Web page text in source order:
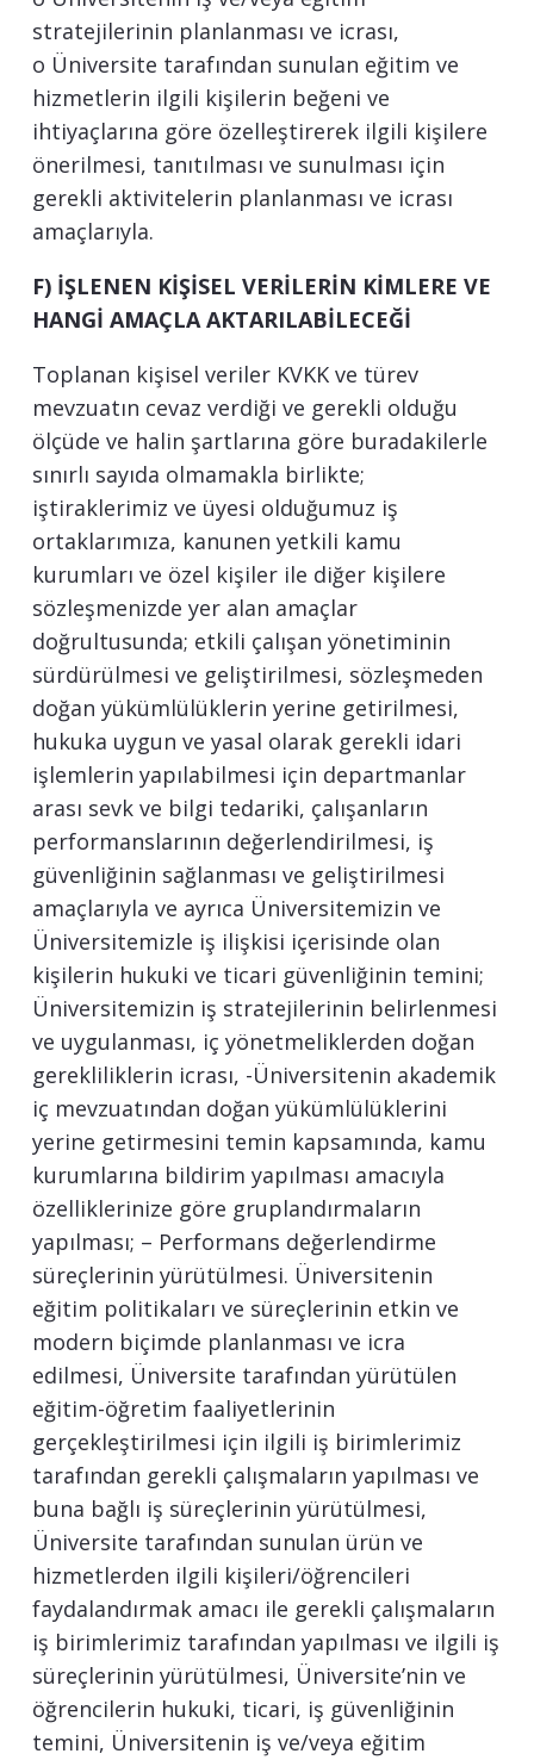
stratejilerinin planlanması ve icrası,
o Üniversite tarafından sunulan eğitim ve
hizmetlerin ilgili kişilerin beğeni ve
ihtiyaçlarına göre özelleştirerek ilgili kişilere
önerilmesi, tanıtılması ve sunulması için
gerekli aktivitelerin planlanması ve icrası
amaçlarıyla.
F) İŞLENEN KİŞİSEL VERİLERİN KİMLERE VE
HANGİ AMAÇLA AKTARILABİLECEĞİ
Toplanan kişisel veriler KVKK ve türev
mevzuatın cevaz verdiği ve gerekli olduğu
ölçüde ve halin şartlarına göre buradakilerle
sınırlı sayıda olmamakla birlikte;
iştiraklerimiz ve üyesi olduğumuz iş
ortaklarımıza, kanunen yetkili kamu
kurumları ve özel kişiler ile diğer kişilere
sözleşmenizde yer alan amaçlar
doğrultusunda; etkili çalışan yönetiminin
sürdürülmesi ve geliştirilmesi, sözleşmeden
doğan yükümlülüklerin yerine getirilmesi,
hukuka uygun ve yasal olarak gerekli idari
işlemlerin yapılabilmesi için departmanlar
arası sevk ve bilgi tedariki, çalışanların
performanslarının değerlendirilmesi, iş
güvenliğinin sağlanması ve geliştirilmesi
amaçlarıyla ve ayrıca Üniversitemizin ve
Üniversitemizle iş ilişkisi içerisinde olan
kişilerin hukuki ve ticari güvenliğinin temini;
Üniversitemizin iş stratejilerinin belirlenmesi
ve uygulanması, iç yönetmeliklerden doğan
gerekliliklerin icrası, -Üniversitenin akademik
iç mevzuatından doğan yükümlülüklerini
yerine getirmesini temin kapsamında, kamu
kurumlarına bildirim yapılması amacıyla
özelliklerinize göre gruplandırmaların
yapılması; – Performans değerlendirme
süreçlerinin yürütülmesi. Üniversitenin
eğitim politikaları ve süreçlerinin etkin ve
modern biçimde planlanması ve icra
edilmesi, Üniversite tarafından yürütülen
eğitim-öğretim faaliyetlerinin
gerçekleştirilmesi için ilgili iş birimlerimiz
tarafından gerekli çalışmaların yapılması ve
buna bağlı iş süreçlerinin yürütülmesi,
Üniversite tarafından sunulan ürün ve
hizmetlerden ilgili kişileri/öğrencileri
faydalandırmak amacı ile gerekli çalışmaların
iş birimlerimiz tarafından yapılması ve ilgili iş
süreçlerinin yürütülmesi, Üniversite’nin ve
öğrencilerin hukuki, ticari, iş güvenliğinin
temini, Üniversitenin iş ve/veya eğitim